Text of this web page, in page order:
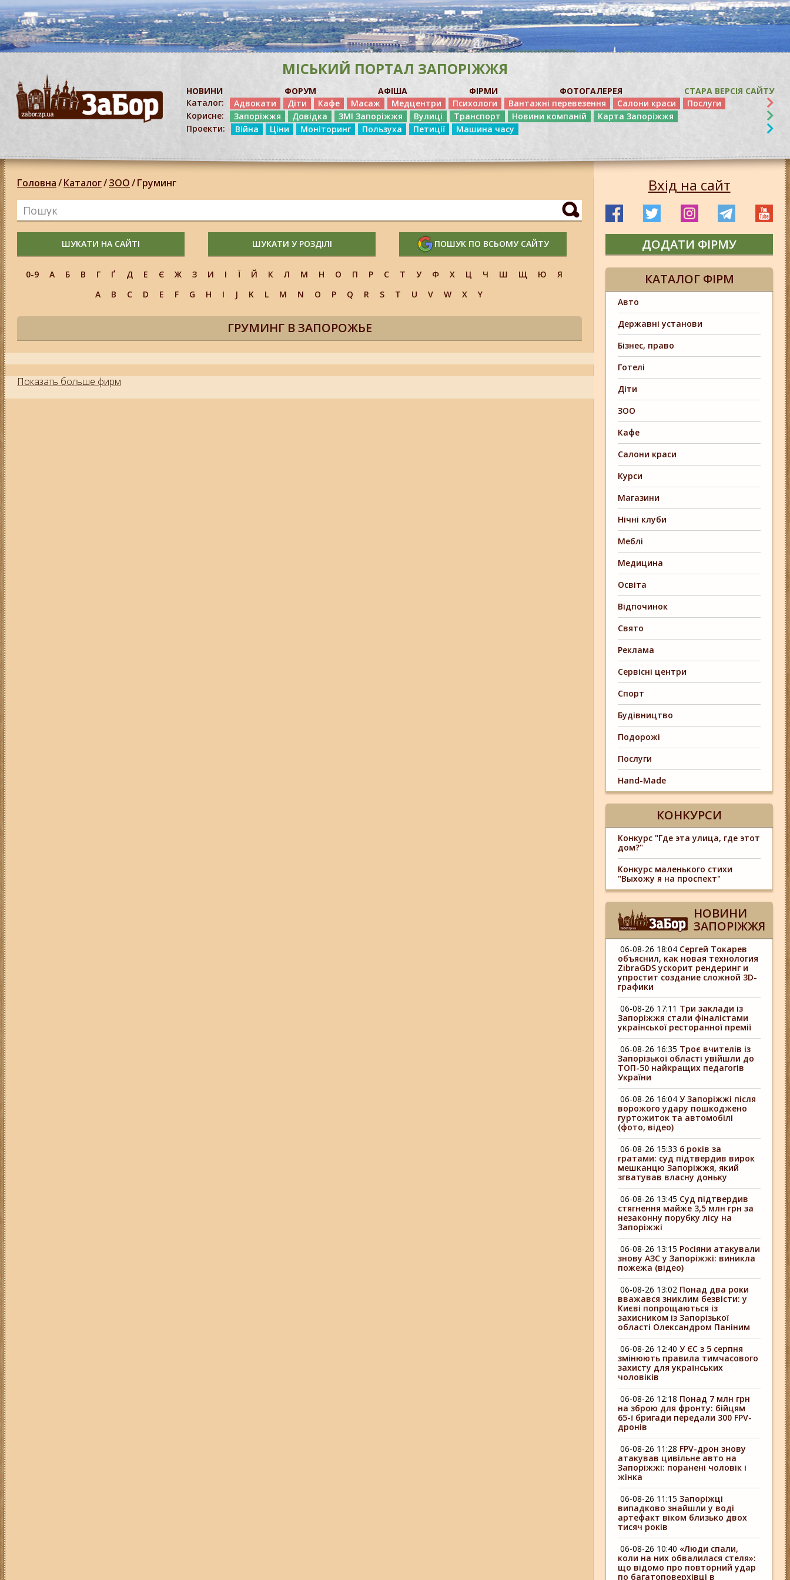
МІСЬКИЙ ПОРТАЛ ЗАПОРІЖЖЯ
НОВИНИ ФОРУМ АФІША ФІРМИ ФОТОГАЛЕРЕЯ
СТАРА ВЕРСІЯ САЙТУ
Каталог:
Адвокати Діти Кафе Масаж Медцентри Психологи Вантажні перевезення Салони краси
Послуги
Корисне:
Запоріжжя Довідка ЗМІ Запоріжжя Вулиці Транспорт Новини компаній
Карта Запоріжжя
Проекти:
Війна Ціни Моніторинг Пользуха Петиції Машина часу
Головна/Каталог/ЗОО/Груминг
ШУКАТИ НА САЙТІ ШУКАТИ У РОЗДІЛІ ПОШУК ПО ВСЬОМУ САЙТУ
0-9 А Б В Г Ґ Д Е Є Ж З И І Ї Й К Л М Н О П Р С Т У Ф Х Ц Ч Ш Щ Ю
Я
A
B C D E F G H I J K L M N O P Q R S T U V W X Y
ГРУМИНГ В ЗАПОРОЖЬЕ
Показать больше фирм
Вхід на сайт
ДОДАТИ ФІРМУ
КАТАЛОГ ФІРМ
Авто
Державні установи
Бізнес, право
Готелі
Діти
ЗОО
Кафе
Салони краси
Курси
Магазини
Нічні клуби
Меблі
Медицина
Освіта
Відпочинок
Свято
Реклама
Сервісні центри
Спорт
Будівництво
Подорожі
Послуги
Hand-Made
КОНКУРСИ
Конкурс "Где эта улица, где этот
дом?"
Конкурс маленького стихи
"Выхожу я на проспект"
НОВИНИ
ЗАПОРІЖЖЯ
06-08-26 18:04 Сергей Токарев
объяснил, как новая технология
ZibraGDS ускорит рендеринг и
упростит создание сложной 3D-
графики
06-08-26 17:11 Три заклади із
Запоріжжя стали фіналістами
української ресторанної премії
06-08-26 16:35 Троє вчителів із
Запорізької області увійшли до
ТОП-50 найкращих педагогів
України
06-08-26 16:04 У Запоріжжі після
ворожого удару пошкоджено
гуртожиток та автомобілі
(фото, відео)
06-08-26 15:33 6 років за
гратами: суд підтвердив вирок
мешканцю Запоріжжя, який
згватував власну доньку
06-08-26 13:45 Суд підтвердив
стягнення майже 3,5 млн грн за
незаконну порубку лісу на
Запоріжжі
06-08-26 13:15 Росіяни атакували
знову АЗС у Запоріжжі: виникла
пожежа (відео)
06-08-26 13:02 Понад два роки
вважався зниклим безвісти: у
Києві попрощаються із
захисником із Запорізької
області Олександром Паніним
06-08-26 12:40 У ЄС з 5 серпня
змінюють правила тимчасового
захисту для українських
чоловіків
06-08-26 12:18 Понад 7 млн грн
на зброю для фронту: бійцям
65-ї бригади передали 300 FPV-
дронів
06-08-26 11:28 FPV-дрон знову
атакував цивільне авто на
Запоріжжі: поранені чоловік і
жінка
06-08-26 11:15 Запоріжці
випадково знайшли у воді
артефакт віком близько двох
тисяч років
06-08-26 10:40 «Люди спали,
коли на них обвалилася стеля»:
що відомо про повторний удар
по багатоповерхівці в